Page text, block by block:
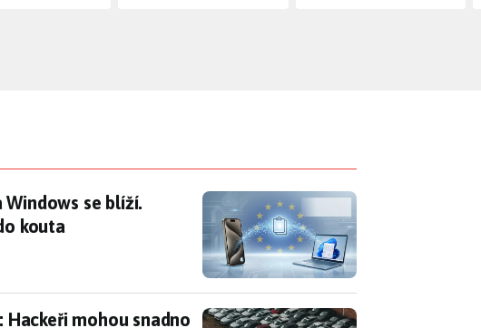
Windows se blíží. Microsoft chytře zatlačil Apple do kouta
se blíží.
kouta
Hackeři mohou snadno otevřít dveře
mohou snadno